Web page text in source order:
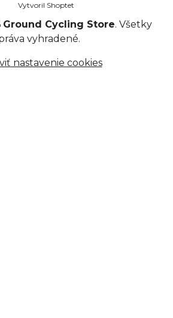
Vytvoril Shoptet
Ground Cycling Store. Všetky
vyhradené.
nastavenie cookies